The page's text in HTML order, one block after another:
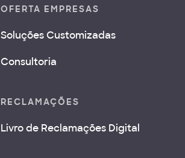
OFERTA EMPRESAS
Soluções Customizadas
Consultoria
RECLAMAÇÕES
Livro de Reclamações Digital